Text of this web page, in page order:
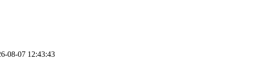
08-07 12:43:43